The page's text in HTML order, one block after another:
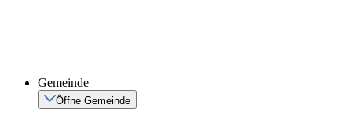
Gemeinde
Öffne Gemeinde